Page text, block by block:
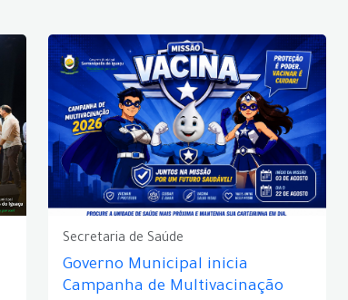
Secretaria de Saúde
Governo Municipal inicia
Campanha de Multivacinação